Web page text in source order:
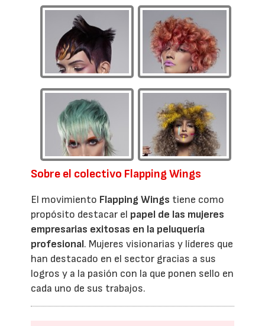
Sobre el colectivo Flapping Wings
El movimiento Flapping Wings tiene como
propósito destacar el papel de las mujeres
empresarias exitosas en la peluquería
profesional. Mujeres visionarias y líderes que
han destacado en el sector gracias a sus
logros y a la pasión con la que ponen sello en
cada uno de sus trabajos.